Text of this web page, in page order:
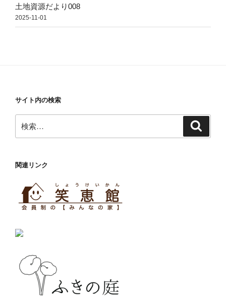
土地資源だより008
2025-11-01
サイト内の検索
索:
関連リンク